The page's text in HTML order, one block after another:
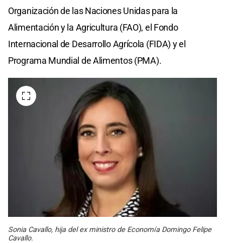
Organización de las Naciones Unidas para la
Alimentación y la Agricultura (FAO), el Fondo
Internacional de Desarrollo Agrícola (FIDA) y el
Programa Mundial de Alimentos (PMA).
Sonia Cavallo, hija del ex ministro de Economía Domingo Felipe
Cavallo.